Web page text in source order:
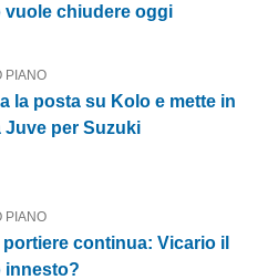
vuole chiudere oggi
PIANO
la posta su Kolo e mette in
Juve per Suzuki
PIANO
portiere continua: Vicario il
innesto?